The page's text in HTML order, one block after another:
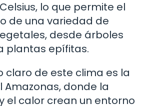
lo que permite el
de una variedad de
desde árboles
plantas epífitas.
claro de este clima es la
Amazonas, donde la
el calor crean un entorno